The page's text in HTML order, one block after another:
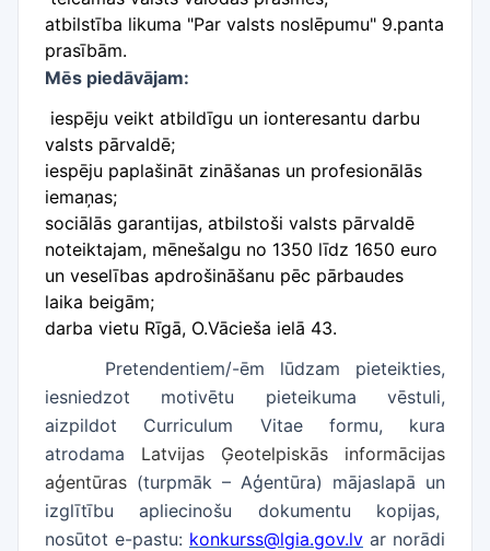
atbilstība likuma "Par valsts noslēpumu" 9.panta
prasībām.
Mēs piedāvājam:
iespēju veikt atbildīgu un ionteresantu darbu
valsts pārvaldē;
iespēju paplašināt zināšanas un profesionālās
iemaņas;
sociālās garantijas, atbilstoši valsts pārvaldē
noteiktajam, mēnešalgu no 1350 līdz 1650 euro
un veselības apdrošināšanu pēc pārbaudes
laika beigām;
darba vietu Rīgā, O.Vācieša ielā 43.
Pretendentiem/-ēm lūdzam pieteikties,
iesniedzot motivētu pieteikuma vēstuli,
aizpildot Curriculum Vitae formu, kura
atrodama Latvijas Ģeotelpiskās informācijas
aģentūras (turpmāk – Aģentūra) mājaslapā un
izglītību apliecinošu dokumentu kopijas,
nosūtot e-pastu: konkurss@lgia.gov.lv ar norādi